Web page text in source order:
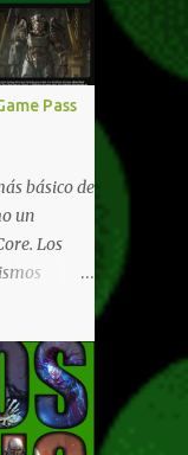
y
con las
o en
dudas
en Xbox .
de
puede
cambios
Ofertas -
One
excepción
Pass
básico de
un
Los
como
para
están en